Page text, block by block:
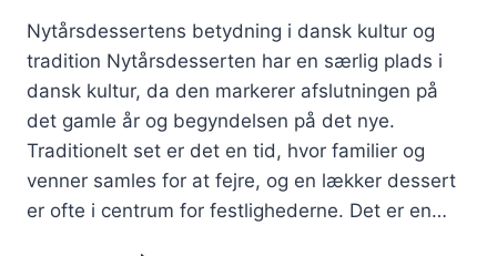
Nytårsdessertens betydning i dansk kultur og
tradition Nytårsdesserten har en særlig plads i
dansk kultur, da den markerer afslutningen på
det gamle år og begyndelsen på det nye.
Traditionelt set er det en tid, hvor familier og
venner samles for at fejre, og en lækker dessert
er ofte i centrum for festlighederne. Det er en…